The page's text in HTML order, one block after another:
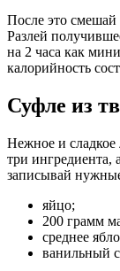
После это
Разлей
на 2 часа как
калорийность
Суфле из
Нежное и сладкое
три ингредиента,
записывай
яйцо;
200 грамм
среднее
ванильный